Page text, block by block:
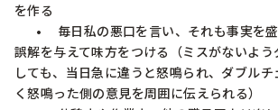
を作る
誤解を与えて味方をつける（ミスがないよ
しても、当日急に違うと怒鳴られ、ダブル
く怒鳴った側の意見を周囲に伝えられる）